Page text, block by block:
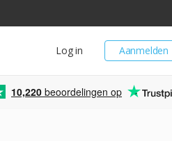
Aanmelden
Log in
10,220 beoordelingen op